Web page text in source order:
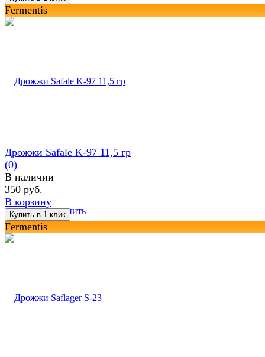
Fermentis
избранное сравнить
Дрожжи Safale K-97 11,5 гр
(0)
В наличии
350 руб.
В корзину
Fermentis